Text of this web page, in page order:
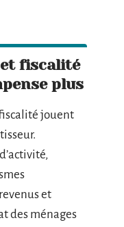
fiscalité
plus
jouent
et
des ménages